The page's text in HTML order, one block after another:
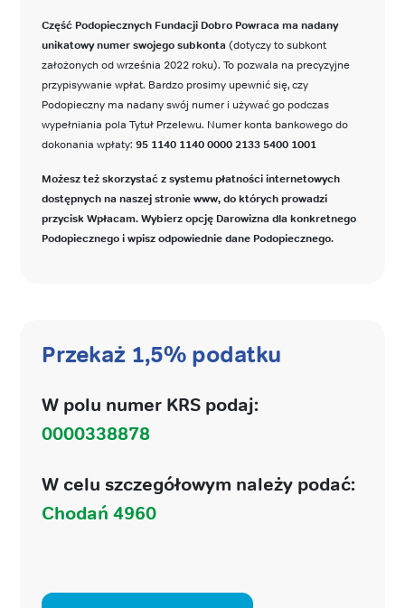
Część Podopiecznych Fundacji Dobro Powraca ma nadany
unikatowy numer swojego subkonta (dotyczy to subkont
założonych od września 2022 roku). To pozwala na precyzyjne
przypisywanie wpłat. Bardzo prosimy upewnić się, czy
Podopieczny ma nadany swój numer i używać go podczas
wypełniania pola Tytuł Przelewu. Numer konta bankowego do
dokonania wpłaty: 95 1140 1140 0000 2133 5400 1001
Możesz też skorzystać z systemu płatności internetowych
dostępnych na naszej stronie www, do których prowadzi
przycisk Wpłacam. Wybierz opcję Darowizna dla konkretnego
Podopiecznego i wpisz odpowiednie dane Podopiecznego.
Przekaż 1,5% podatku
W polu numer KRS podaj:
0000338878
W celu szczegółowym należy podać:
Chodań 4960